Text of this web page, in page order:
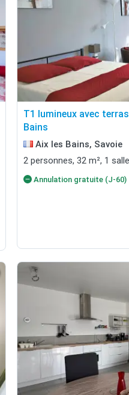
T1 lumineux avec
Bains
Aix les Bains, Savoie
2 personnes, 32 m², 1
Annulation gratuite (J-60)